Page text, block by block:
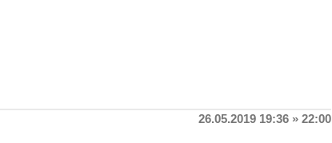
26.05.2019 19:36 » 22:00